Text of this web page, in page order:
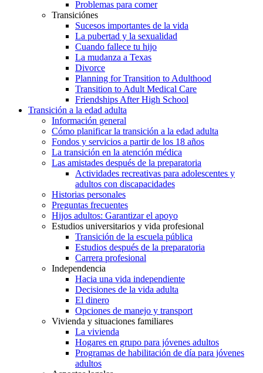
Problemas para comer
Transiciónes
Sucesos importantes de la vida
La pubertad y la sexualidad
Cuando fallece tu hijo
La mudanza a Texas
Divorce
Planning for Transition to Adulthood
Transition to Adult Medical Care
Friendships After High School
Transición a la edad adulta
Información general
Cómo planificar la transición a la edad adulta
Fondos y servicios a partir de los 18 años
La transición en la atención médica
Las amistades después de la preparatoria
Actividades recreativas para adolescentes y
adultos con discapacidades
Historias personales
Preguntas frecuentes
Hijos adultos: Garantizar el apoyo
Estudios universitarios y vida profesional
Transición de la escuela pública
Estudios después de la preparatoria
Carrera profesional
Independencia
Hacia una vida independiente
Decisiones de la vida adulta
El dinero
Opciones de manejo y transport
Vivienda y situaciones familiares
La vivienda
Hogares en grupo para jóvenes adultos
Programas de habilitación de día para jóvenes
adultos